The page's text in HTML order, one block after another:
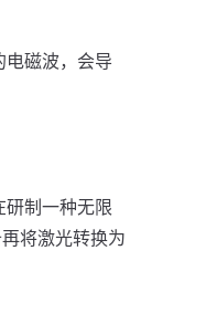
磁波，会导
制一种无限
将激光转换为